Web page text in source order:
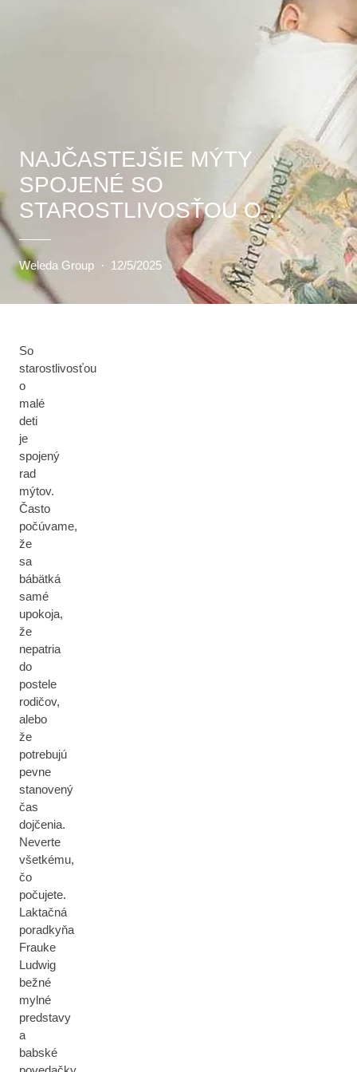
NAJČASTEJŠIE MÝTY
SPOJENÉ SO
STAROSTLIVOSŤOU O
BÁBÄTKÁ
Weleda Group · 12/5/2025
So
starostlivosťou
o
malé
deti
je
spojený
rad
mýtov.
Často
počúvame,
že
sa
bábätká
samé
upokoja,
že
nepatria
do
postele
rodičov,
alebo
že
potrebujú
pevne
stanovený
čas
dojčenia.
Neverte
všetkému,
čo
počujete.
Laktačná
poradkyňa
Frauke
Ludwig
bežné
mylné
predstavy
a
babské